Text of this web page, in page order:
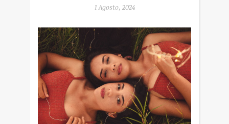
1 Agosto, 2024